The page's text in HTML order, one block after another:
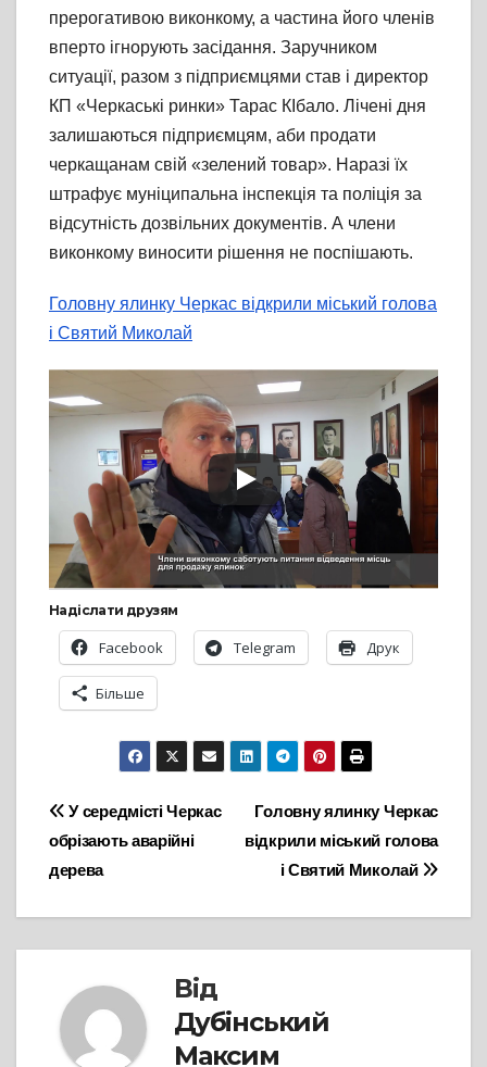
прерогативою виконкому, а частина його членів
вперто ігнорують засідання. Заручником
ситуації, разом з підприємцями став і директор
КП «Черкаські ринки» Тарас КІбало. Лічені дня
залишаються підприємцям, аби продати
черкащанам свій «зелений товар». Наразі їх
штрафує муніципальна інспекція та поліція за
відсутність дозвільних документів. А члени
виконкому виносити рішення не поспішають.
Головну ялинку Черкас відкрили міський голова
і Святий Миколай
Надіслати друзям
Facebook Telegram Друк
Більше
Навігація
записів
Головну ялинку Черкас
відкрили міський голова
і Святий Миколай
У середмісті Черкас
обрізають аварійні
дерева
Від
Дубінський
Максим